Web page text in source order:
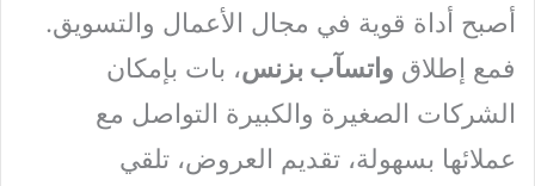
أصبح أداة قوية في مجال الأعمال والتسويق.
فمع إطلاق واتسآب بزنس، بات بإمكان
الشركات الصغيرة والكبيرة التواصل مع
عملائها بسهولة، تقديم العروض، تلقي